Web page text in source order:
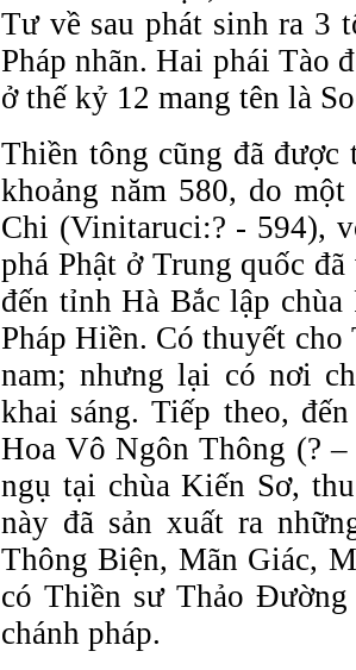
Tư về sau phát sinh ra 3
Pháp nhãn. Hai phái Tào
ở thế kỷ 12 mang tên là
Thiền tông cũng đã
khoảng năm 580, do
Chi (Vinitaruci:? - 594),
phá Phật ở Trung quốc
đến tỉnh Hà Bắc lập
Pháp Hiền. Có thuyết
nam; nhưng lại có nơi
khai sáng. Tiếp theo,
Hoa Vô Ngôn Thông (?
ngụ tại chùa Kiến Sơ,
này đã sản xuất ra
Thông Biện, Mãn Giác,
có Thiền sư Thảo Đường
chánh pháp.